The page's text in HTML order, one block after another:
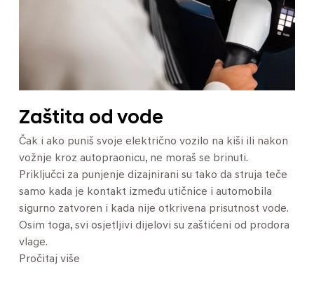
Zaštita od vode
Čak i ako puniš svoje električno vozilo na kiši ili nakon
vožnje kroz autopraonicu, ne moraš se brinuti.
Priključci za punjenje dizajnirani su tako da struja teče
samo kada je kontakt između utičnice i automobila
sigurno zatvoren i kada nije otkrivena prisutnost vode.
Osim toga, svi osjetljivi dijelovi su zaštićeni od prodora
vlage.
Pročitaj više